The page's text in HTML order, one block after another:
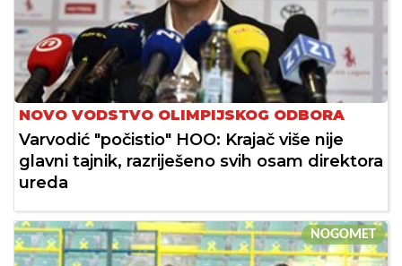
NOVO VODSTVO OLIMPIJSKOG ODBORA
Varvodić "počistio" HOO: Krajač više nije
glavni tajnik, razriješeno svih osam direktora
ureda
NOGOMET